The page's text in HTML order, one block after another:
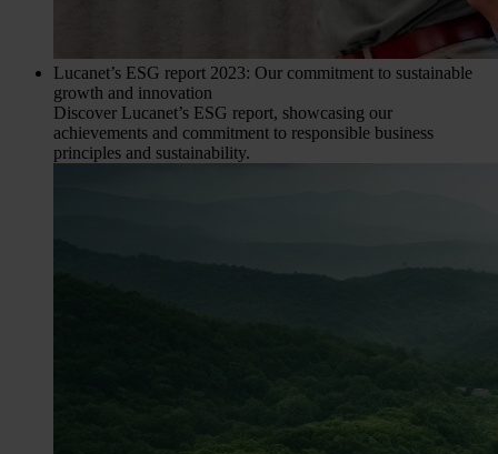
Lucanet’s ESG report 2023: Our commitment to sustainable
growth and innovation
Discover Lucanet’s ESG report, showcasing our
achievements and commitment to responsible business
principles and sustainability.